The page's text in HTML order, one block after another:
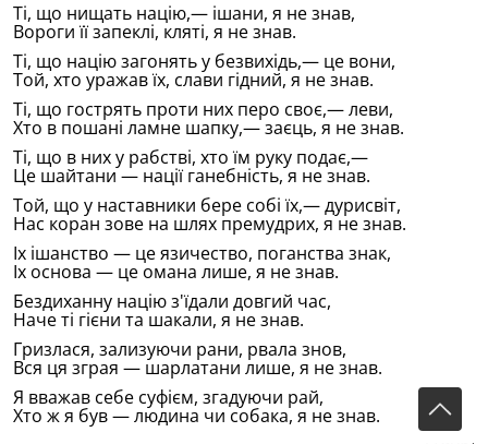
Тi, що нищать нацiю,— iшани, я не знав,
Вороги ïï запеклi, клятi, я не знав.
Тi, що нацiю загонять у безвихiдь,— це вони,
Той, хто уражав ïх, слави гiдний, я не знав.
Тi, що гострять проти них перо своє,— леви,
Хто в пошанi ламне шапку,— заєць, я не знав.
Тi, що в них у рабствi, хто ïм руку подає,—
Це шайтани — нацiï ганебнiсть, я не знав.
Той, що у наставники бере собi ïх,— дурисвiт,
Нас коран зове на шлях премудрих, я не знав.
Iх iшанство — це язичество, поганства знак,
Iх основа — це омана лише, я не знав.
Бездиханну нацiю з'ïдали довгий час,
Наче тi гiєни та шакали, я не знав.
Гризлася, зализуючи рани, рвала знов,
Вся ця зграя — шарлатани лише, я не знав.
Я вважав себе суфiєм, згадуючи рай,
Хто ж я був — людина чи собака, я не знав.